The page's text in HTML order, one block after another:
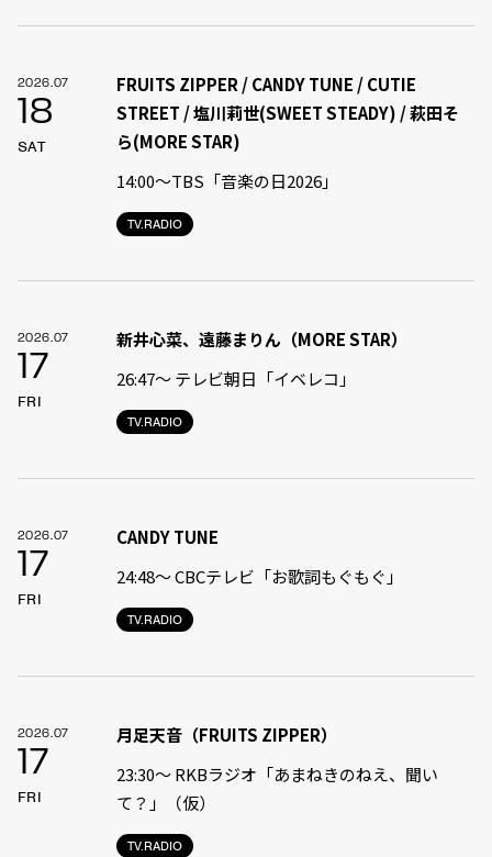
2026.07
18
SAT
TV.RADIO
FRUITS ZIPPER / CANDY TUNE / CUTIE
STREET / 塩川莉世(SWEET STEADY) / 萩田そ
ら(MORE STAR)
14:00〜TBS「音楽の日2026」
2026.07
17
FRI
TV.RADIO
新井心菜、遠藤まりん（MORE STAR）
26:47〜 テレビ朝日「イベレコ」
2026.07
17
FRI
TV.RADIO
CANDY TUNE
24:48〜 CBCテレビ「お歌詞もぐもぐ」
2026.07
17
FRI
TV.RADIO
月足天音（FRUITS ZIPPER）
23:30〜 RKBラジオ「あまねきのねえ、聞い
て？」（仮）